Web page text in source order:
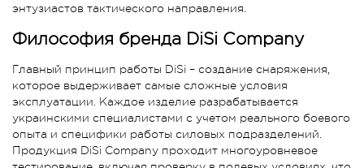
энтузиастов тактического направления.
Философия бренда DiSi Company
Главный принцип работы DiSi – создание снаряжения,
которое выдерживает самые сложные условия
эксплуатации. Каждое изделие разрабатывается
украинскими специалистами с учетом реального боевого
опыта и специфики работы силовых подразделений.
Продукция DiSi Company проходит многоуровневое